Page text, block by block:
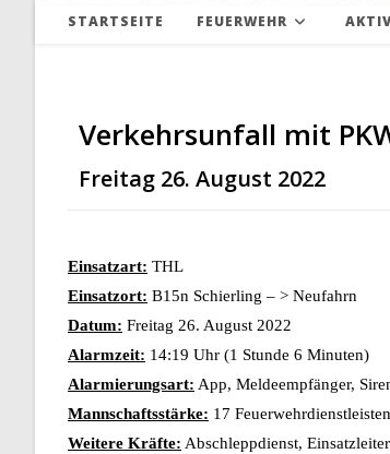
STARTSEITE FEUERWEHR
Verkehrsunfall mit
Freitag 26. August 2022
Einsatzart: THL
Einsatzort: B15n Schierling – > Neufahrn
Datum: Freitag 26. August 2022
Alarmzeit: 14:19 Uhr (1 Stunde 6 Minuten)
Alarmierungsart: App, Meldeempfänger,
Mannschaftsstärke: 17
Weitere Kräfte: Abschleppdienst,